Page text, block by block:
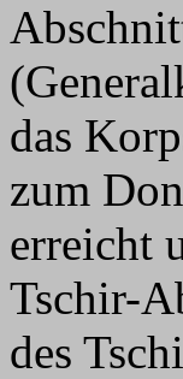
das
zum
erreicht
Tschir-
des